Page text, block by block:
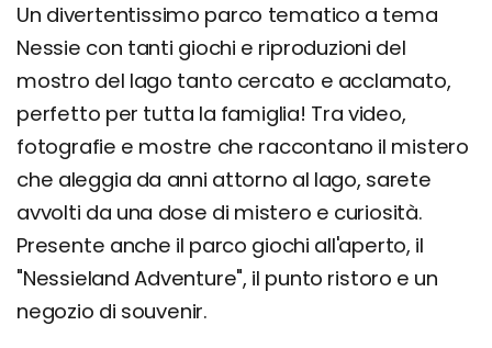
Un divertentissimo parco tematico a tema
Nessie con tanti giochi e riproduzioni del
mostro del lago tanto cercato e acclamato,
perfetto per tutta la famiglia! Tra video,
fotografie e mostre che raccontano il mistero
che aleggia da anni attorno al lago, sarete
avvolti da una dose di mistero e curiosità.
Presente anche il parco giochi all'aperto, il
"Nessieland Adventure", il punto ristoro e un
negozio di souvenir.